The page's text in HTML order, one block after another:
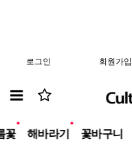
로그인 회원가입
꽃 해바라기 꽃바구니